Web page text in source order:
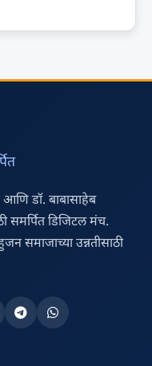
आणि डॉ. बाबासाहेब
समर्पित डिजिटल मंच.
समाजाच्या उन्नतीसाठी